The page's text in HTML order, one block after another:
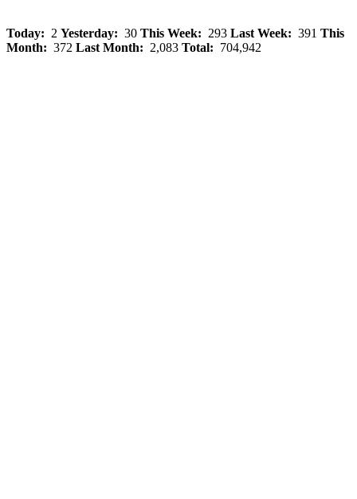
Today: 2 Yesterday: 30 This Week: 293 Last Week: 391 This
Month: 372 Last Month: 2,083 Total: 704,942